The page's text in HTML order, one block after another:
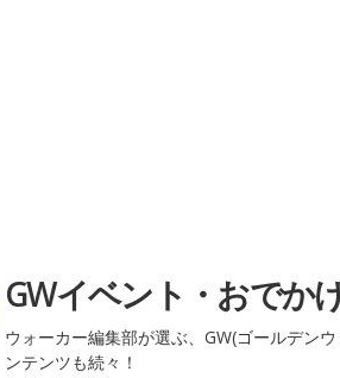
GWイベント・おでか
ウォーカー編集部が選ぶ、GW(ゴールデン
ンテンツも続々！